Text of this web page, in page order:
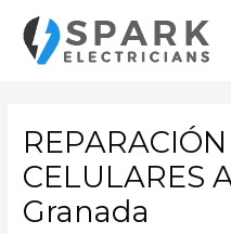
contenido
CELULARES
Granada